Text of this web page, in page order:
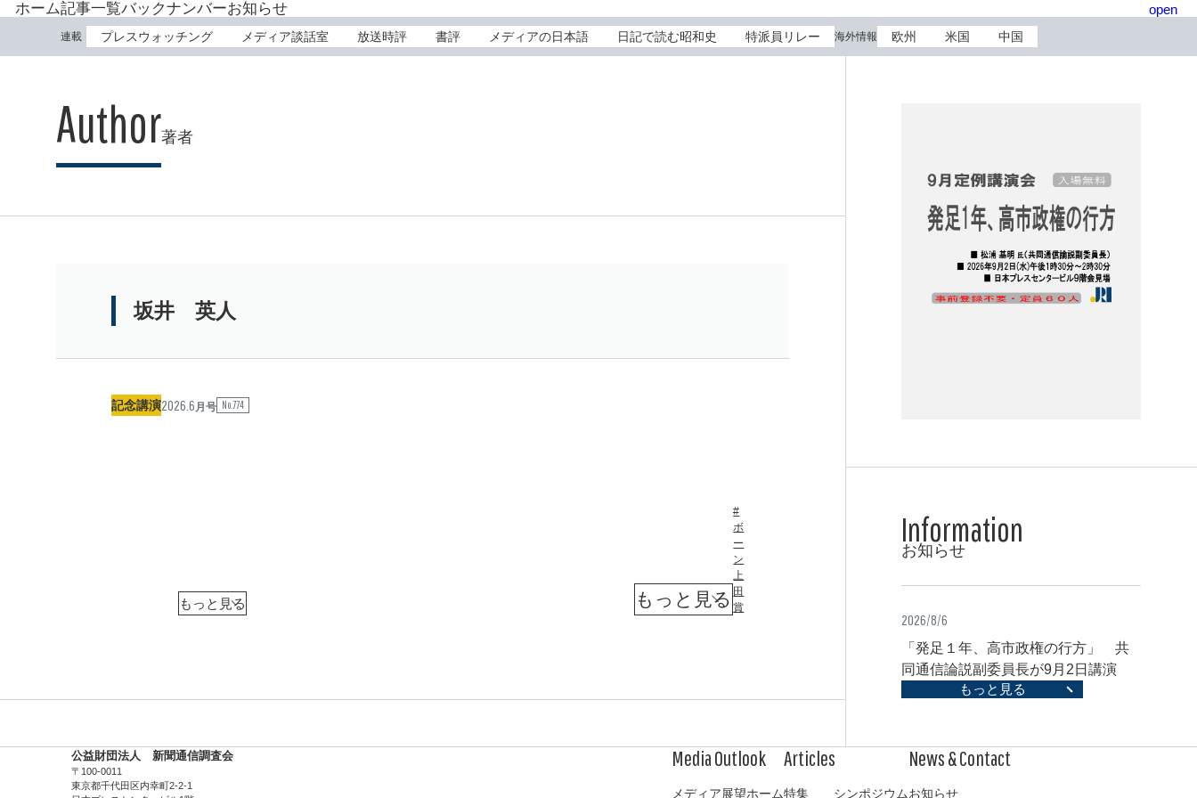
open
ホーム記事一覧バックナンバーお知らせ
連載 プレスウォッチング メディア談話室 放送時評 書評 メディアの日本語 日記で読む昭和史 特派員リレー 海外情報 欧州 米国 中国
著者
坂井 英人
記念講演2026.6 月号 No.774
ナ
戦
争
と
子
ち
像
英
人
（
日
本
テ
レ
ボ
ー
ン
上
田
賞
お知らせ
2026/8/6
「発足１年、高市政権の行方」 共
同通信論説副委員長が9月2日講演
もっと見る
メディア展望
メディア展望ホーム特集 シンポジウムお知らせ
公益財団法人 新聞通信調査会
〒100-0011
東京都千代田区内幸町2-2-1